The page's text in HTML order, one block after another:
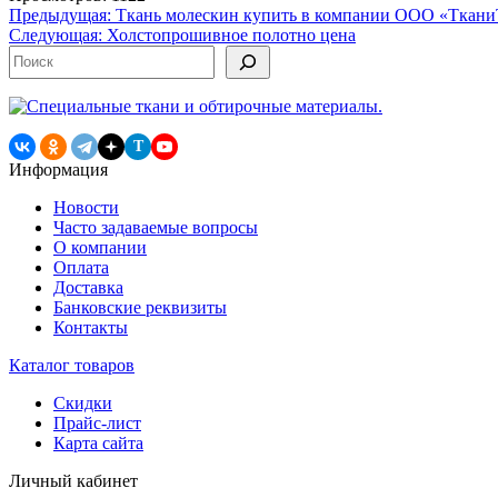
Навигация
по
записям
Предыдущая: Ткань молескин купить в компании ООО
Следующая: Холстопрошивное полотно цена
Поиск
T
Информация
Новости
Часто задаваемые вопросы
О компании
Оплата
Доставка
Банковские реквизиты
Контакты
Каталог товаров
Скидки
Прайс-лист
Карта сайта
Личный кабинет